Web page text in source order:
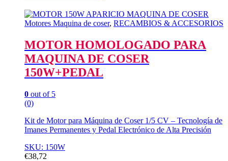
Motores Maquina de coser, RECAMBIOS & ACCESORIOS
MOTOR HOMOLOGADO PARA
MAQUINA DE COSER
150W+PEDAL
0 out of 5
(0)
Kit de Motor para Máquina de Coser 1/5 CV – Tecnología de
Imanes Permanentes y Pedal Electrónico de Alta Precisión
SKU: 150W
€38,72